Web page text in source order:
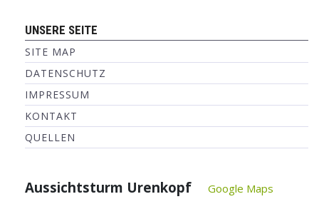
UNSERE SEITE
SITE MAP
DATENSCHUTZ
IMPRESSUM
KONTAKT
QUELLEN
Aussichtsturm Urenkopf
Google Maps